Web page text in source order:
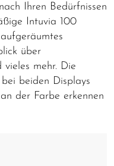
Ihren Bedürfnissen
Intuvia 100
über
vieles mehr. Die
beiden Displays
der Farbe erkennen